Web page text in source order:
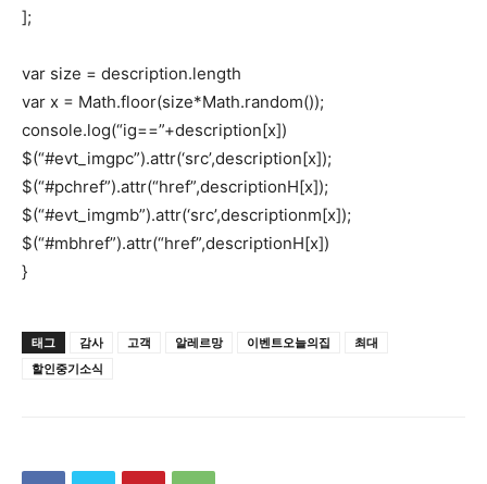
];
var size = description.length
var x = Math.floor(size*Math.random());
console.log(“ig==”+description[x])
$(“#evt_imgpc”).attr(‘src’,description[x]);
$(“#pchref”).attr(“href”,descriptionH[x]);
$(“#evt_imgmb”).attr(‘src’,descriptionm[x]);
$(“#mbhref”).attr(“href”,descriptionH[x])
}
태그 감사 고객 알레르망 이벤트오늘의집
최대
할인중기소식